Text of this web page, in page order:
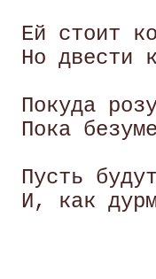
Ей стоит
Но двести
Покуда
Пока
Пусть